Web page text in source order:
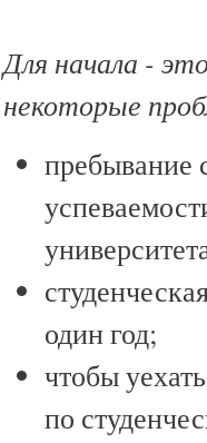
Для начала -
некоторые
пребывание
один год;
чтобы
по